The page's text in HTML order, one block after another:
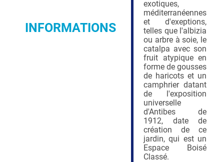
INFORMATIONS
exotiques,
méditerranéennes
et d'exeptions,
telles que l'albizia
ou arbre à soie, le
catalpa avec son
fruit atypique en
forme de gousses
de haricots et un
camphrier datant
de l'exposition
universelle
d'Antibes de
1912, date de
création de ce
jardin, qui est un
Espace Boisé
Classé.